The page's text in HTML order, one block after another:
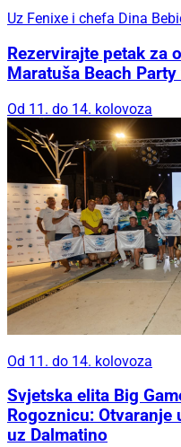
Uz Fenixe i chefa Dina
Rezervirajte petak za
Maratuša Beach
Od 11. do 14. kolovoza
Od 11. do 14. kolovoza
Svjetska elita Big
Rogoznicu:
uz Dalmatino